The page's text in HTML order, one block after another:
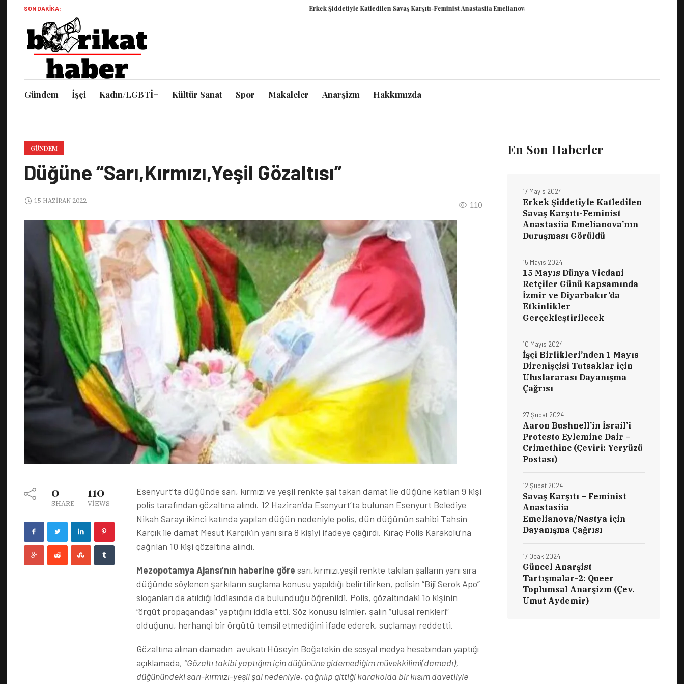
SON DAKIKA: Erkek Şiddetiyle Katledilen Savaş Karşıtı-Feminist Anastasiia Emelianova’nın Duruşması Görüldü
Gündem İşçi Kadın/LGBTİ+ Kültür Sanat Spor Makaleler Anarşizm Hakkımızda
GÜNDEM
Düğüne “Sarı,Kırmızı,Yeşil Gözaltısı”
110
15 HAZIRAN 2022
0
SHARE
110
VIEWS
Esenyurt’ta düğünde sarı, kırmızı ve yeşil renkte şal takan damat ile düğüne katılan 9 kişi
polis tarafından gözaltına alındı. 12 Haziran’da Esenyurt’ta bulunan Esenyurt Belediye
Nikah Sarayı ikinci katında yapılan düğün nedeniyle polis, dün düğünün sahibi Tahsin
Karçık ile damat Mesut Karçık’ın yanı sıra 8 kişiyi ifadeye çağırdı. Kıraç Polis Karakolu’na
çağrılan 10 kişi gözaltına alındı.
Mezopotamya Ajansı’nın haberine göre sarı,kırmızı,yeşil renkte takılan şalların yanı sıra
düğünde söylenen şarkıların suçlama konusu yapıldığı belirtilirken, polisin “Bijî Serok Apo”
sloganları da atıldığı iddiasında da bulunduğu öğrenildi. Polis, gözaltındaki 1o kişinin
“örgüt propagandası” yaptığını iddia etti. Söz konusu isimler, şalın “ulusal renkleri”
olduğunu, herhangi bir örgütü temsil etmediğini ifade ederek, suçlamayı reddetti.
Gözaltına alınan damadın avukatı Hüseyin Boğatekin de sosyal medya hesabından yaptığı
açıklamada, “Gözaltı takibi yaptığım için düğününe gidemediğim müvekkilimi(damadı),
düğünündeki sarı-kırmızı-yeşil şal nedeniyle, çağrılıp gittiği karakolda bir kısım davetliyle
En Son Haberler
Erkek Şiddetiyle Katledilen
Savaş Karşıtı-Feminist
Anastasiia Emelianova’nın
Duruşması Görüldü
17 Mayıs 2024
15 Mayıs Dünya Vicdani
Retçiler Günü Kapsamında
İzmir ve Diyarbakır’da
Etkinlikler
Gerçekleştirilecek
15 Mayıs 2024
İşçi Birlikleri’nden 1 Mayıs
Direnişçisi Tutsaklar için
Uluslararası Dayanışma
Çağrısı
10 Mayıs 2024
Aaron Bushnell’in İsrail’i
Protesto Eylemine Dair –
Crimethinc (Çeviri: Yeryüzü
Postası)
27 Şubat 2024
Savaş Karşıtı – Feminist
Anastasiia
Emelianova/Nastya için
Dayanışma Çağrısı
12 Şubat 2024
Güncel Anarşist
Tartışmalar-2: Queer
Toplumsal Anarşizm (Çev.
Umut Aydemir)
17 Ocak 2024